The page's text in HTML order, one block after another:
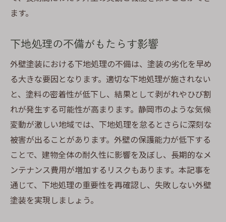
ます。
下地処理の不備がもたらす影響
外壁塗装における下地処理の不備は、塗装の劣化を早め
る大きな要因となります。適切な下地処理が施されない
と、塗料の密着性が低下し、結果として剥がれやひび割
れが発生する可能性が高まります。静岡市のような気候
変動が激しい地域では、下地処理を怠るとさらに深刻な
被害が出ることがあります。外壁の保護能力が低下する
ことで、建物全体の耐久性に影響を及ぼし、長期的なメ
ンテナンス費用が増加するリスクもあります。本記事を
通じて、下地処理の重要性を再確認し、失敗しない外壁
塗装を実現しましょう。